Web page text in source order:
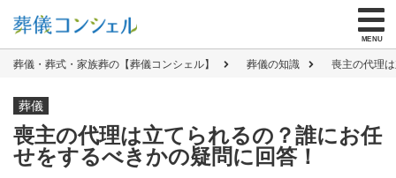
MENU
無料資料請求
お葬式とわからない封筒で郵送／メールも可
ご危篤・ご逝去でお急ぎの方
はじめての方へ
葬儀・葬式・家族葬の【葬儀コンシェル】 葬儀の知識 喪主の代理
葬儀
喪主の代理は立てられるの？誰にお任
せをするべきかの疑問に回答！